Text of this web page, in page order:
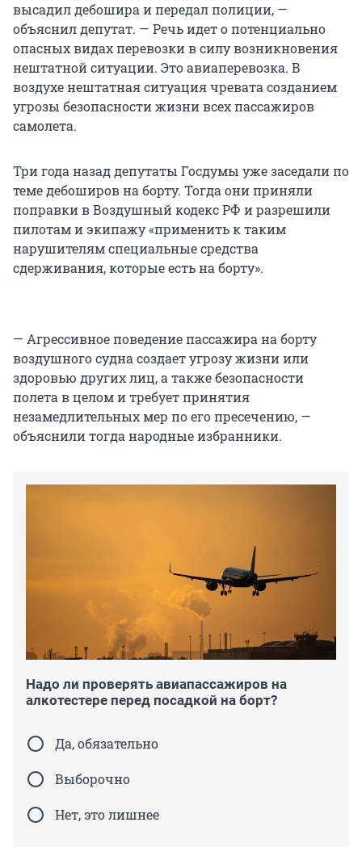
высадил дебошира и передал полиции, —
объяснил депутат. — Речь идет о потенциально
опасных видах перевозки в силу возникновения
нештатной ситуации. Это авиаперевозка. В
воздухе нештатная ситуация чревата созданием
угрозы безопасности жизни всех пассажиров
самолета.
Три года назад депутаты Госдумы уже заседали по
теме дебоширов на борту. Тогда они приняли
поправки в Воздушный кодекс РФ и разрешили
пилотам и экипажу «применить к таким
нарушителям специальные средства
сдерживания, которые есть на борту».
— Агрессивное поведение пассажира на борту
воздушного судна создает угрозу жизни или
здоровью других лиц, а также безопасности
полета в целом и требует принятия
незамедлительных мер по его пресечению, —
объяснили тогда народные избранники.
Надо ли проверять авиапассажиров на
алкотестере перед посадкой на борт?
Да, обязательно
Выборочно
Нет, это лишнее